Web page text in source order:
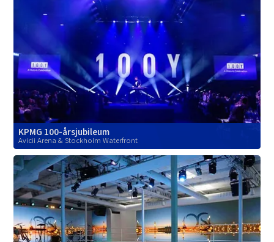
KPMG 100-årsjubileum
Avicii Arena & Stockholm Waterfront